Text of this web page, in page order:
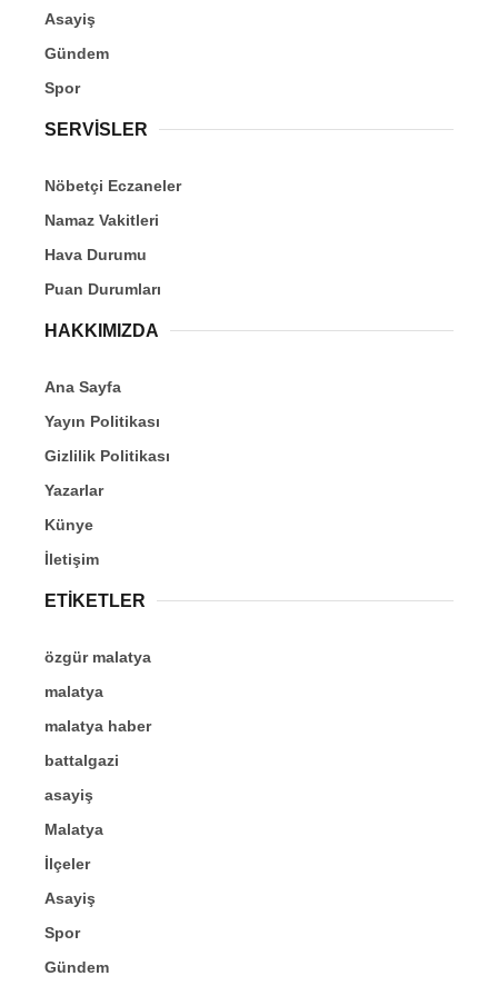
Asayiş
Gündem
Spor
SERVİSLER
Nöbetçi Eczaneler
Namaz Vakitleri
Hava Durumu
Puan Durumları
HAKKIMIZDA
Ana Sayfa
Yayın Politikası
Gizlilik Politikası
Yazarlar
Künye
İletişim
ETİKETLER
özgür malatya
malatya
malatya haber
battalgazi
asayiş
Malatya
İlçeler
Asayiş
Spor
Gündem